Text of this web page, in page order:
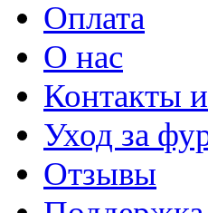
Оплата
О нас
Контакты
Уход за
Отзывы